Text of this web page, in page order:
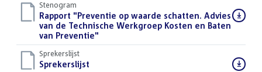
Stenogram
Download
bestand:
Rapport "Preventie op waarde schatten. Advies
van de Technische Werkgroep Kosten en Baten
van Preventie"
Sprekerslijst
Download
Sprekerslijst